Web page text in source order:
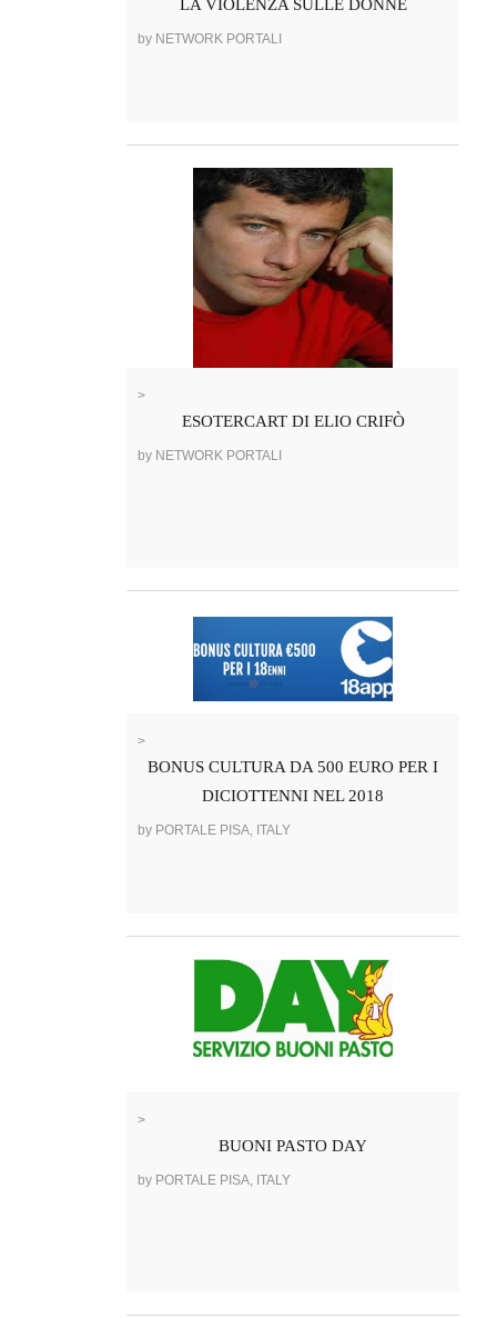
LA VIOLENZA SULLE DONNE
by NETWORK PORTALI
>
ESOTERCART DI ELIO CRIFÒ
by NETWORK PORTALI
>
BONUS CULTURA DA 500 EURO PER I
DICIOTTENNI NEL 2018
by PORTALE PISA, ITALY
>
BUONI PASTO DAY
by PORTALE PISA, ITALY